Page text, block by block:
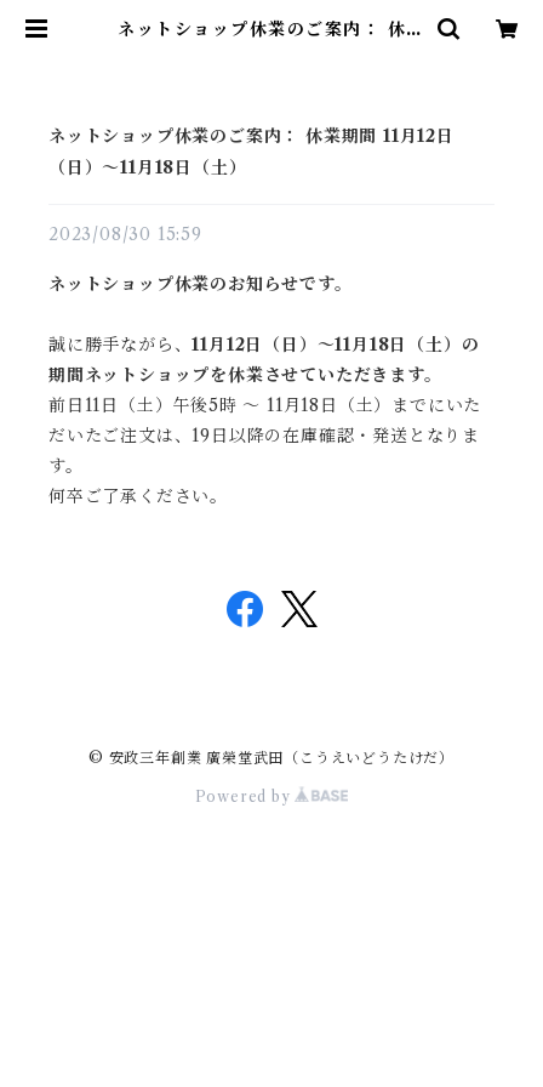
ネットショップ休業のご案内： 休業
ネットショップ休業のご案内： 休業期間 11月12日
（日）～11月18日（土）
2023/08/30 15:59
ネットショップ休業のお知らせです。
誠に勝手ながら、11月12日（日）～11月18日（土）の
期間ネットショップを休業させていただきます。
前日11日（土）午後5時 ～ 11月18日（土）までにいた
だいたご注文は、19日以降の在庫確認・発送となりま
す。
何卒ご了承ください。
© 安政三年創業 廣榮堂武田（こうえいどうたけだ）
Powered by